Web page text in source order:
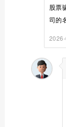
股票
司的